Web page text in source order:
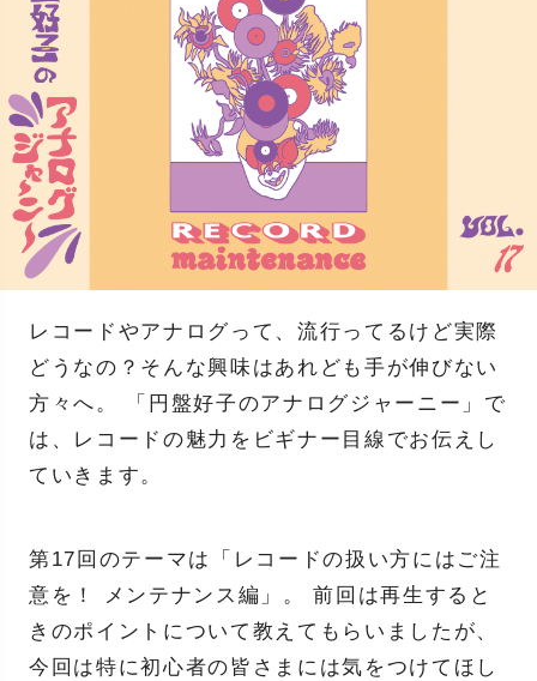
レコードやアナログって、流行ってるけど実際
どうなの？そんな興味はあれども手が伸びない
方々へ。 「円盤好子のアナログジャーニー」で
は、レコードの魅力をビギナー目線でお伝えし
ていきます。
第17回のテーマは「レコードの扱い方にはご注
意を！ メンテナンス編」。 前回は再生すると
きのポイントについて教えてもらいましたが、
今回は特に初心者の皆さまには気をつけてほし